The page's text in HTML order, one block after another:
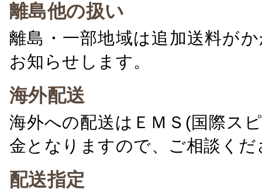
離島他の扱い
離島・一部地域は追加送料が
お知らせします。
海外配送
海外への配送はＥＭＳ(国際ス
金となりますので、ご相談くだ
配送指定